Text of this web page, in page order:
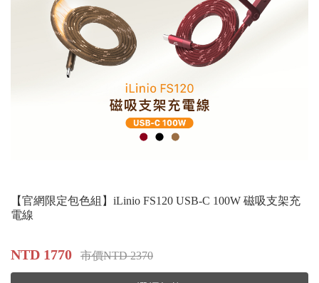
【官網限定包色組】iLinio FS120 USB-C 100W 磁吸支架充
電線
NTD 1770 市價NTD 2370